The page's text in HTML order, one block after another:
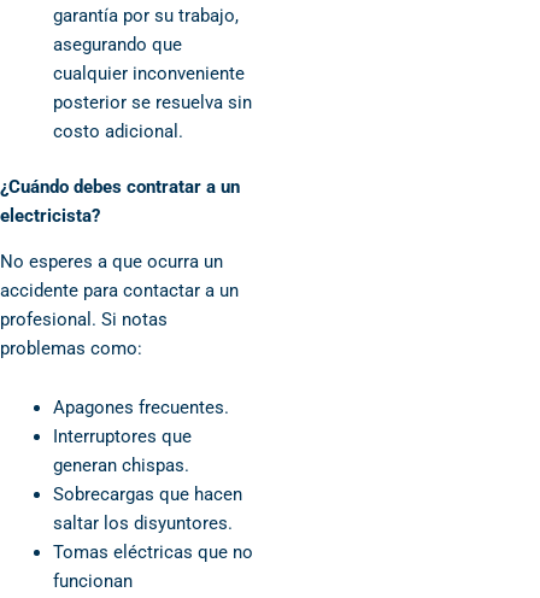
garantía por su trabajo,
asegurando que
cualquier inconveniente
posterior se resuelva sin
costo adicional.
¿Cuándo debes contratar a un
electricista?
No esperes a que ocurra un
accidente para contactar a un
profesional. Si notas
problemas como:
Apagones frecuentes.
Interruptores que
generan chispas.
Sobrecargas que hacen
saltar los disyuntores.
Tomas eléctricas que no
funcionan